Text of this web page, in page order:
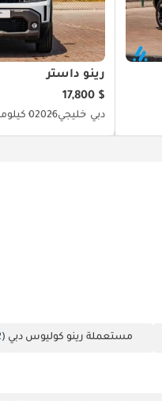
رينو داستر
$ 17,800
دبي خليجي20260 كيلومتر
مستعملة رينو كوليوس دبي (22)